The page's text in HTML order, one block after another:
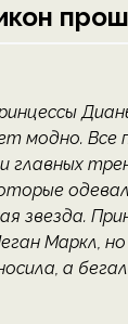
модно.
главных
звезда.
Маркл,
а